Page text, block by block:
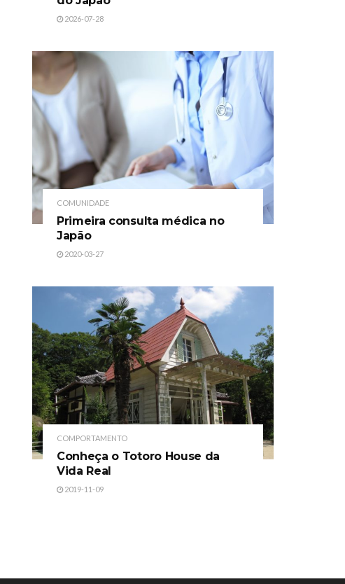
2026-07-28
COMUNIDADE
Primeira consulta médica no
Japão
2020-03-27
COMPORTAMENTO
Conheça o Totoro House da
Vida Real
2019-11-09